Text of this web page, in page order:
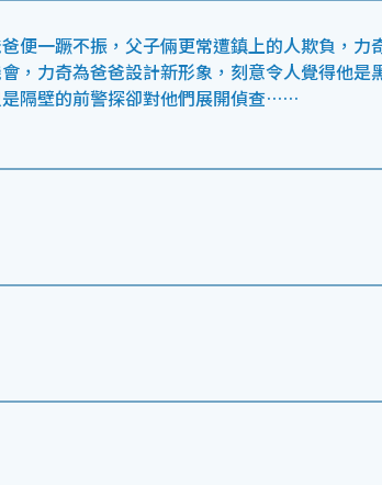
便一蹶不振，父子倆更常遭鎮上的人欺負，
，力奇為爸爸設計新形象，刻意令人覺得他
隔壁的前警探卻對他們展開偵查……